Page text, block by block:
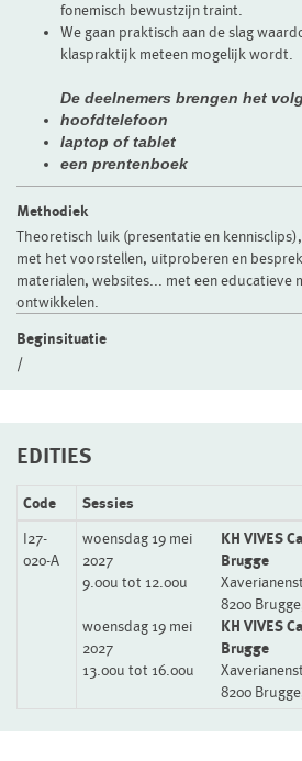
fonemisch bewustzijn traint.
We gaan praktisch aan de slag
klaspraktijk meteen mogelijk wordt.
De deelnemers brengen het
hoofdtelefoon
laptop of tablet
een prentenboek
Methodiek
Theoretisch luik (presentatie en
met het voorstellen, uitproberen en
materialen, websites... met een educatieve
ontwikkelen.
Beginsituatie
/
EDITIES
Code Sessies
I27-
020-A
woensdag 19 mei
2027
9.00u tot 12.00u
KH VIVES
Brugge
8200
woensdag 19 mei
2027
13.00u tot 16.00u
KH VIVES
Brugge
8200